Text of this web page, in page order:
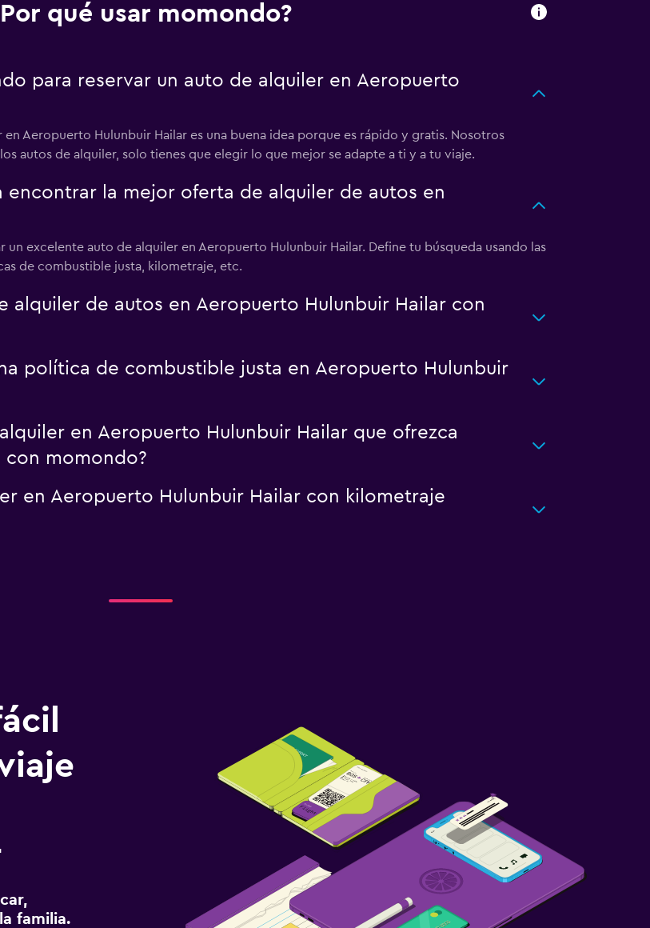
qué usar momondo?
para reservar un auto de alquiler en Aeropuerto
Aeropuerto Hulunbuir Hailar es una buena idea porque es rápido y gratis. Nosotros
autos de alquiler, solo tienes que elegir lo que mejor se adapte a ti y a tu viaje.
encontrar la mejor oferta de alquiler de autos en
excelente auto de alquiler en Aeropuerto Hulunbuir Hailar. Define tu búsqueda usando las
de combustible justa, kilometraje, etc.
alquiler de autos en Aeropuerto Hulunbuir Hailar con
política de combustible justa en Aeropuerto Hulunbuir
en Aeropuerto Hulunbuir Hailar que ofrezca
momondo?
en Aeropuerto Hulunbuir Hailar con kilometraje
familia.